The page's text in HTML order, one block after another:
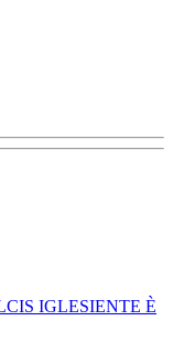
IGLESIENTE È